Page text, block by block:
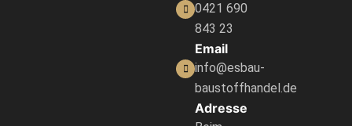
0421 690
843 23
Email
info@esbau-
baustoffhandel.de
Adresse